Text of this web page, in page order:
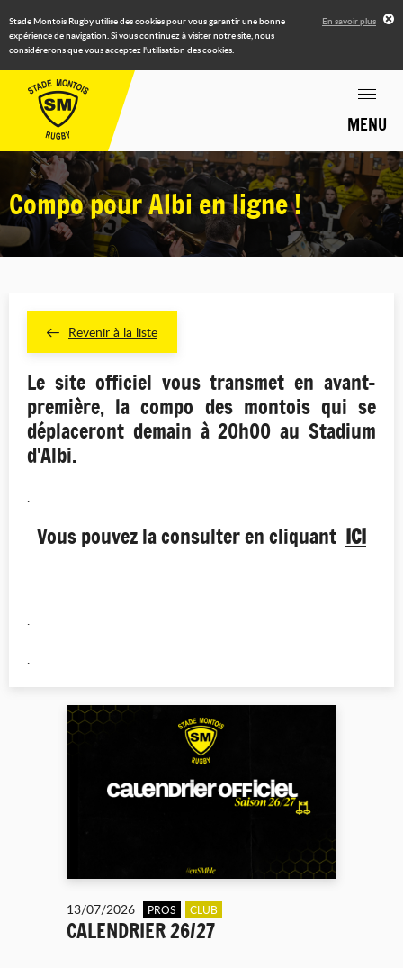
Stade Montois Rugby utilise des cookies pour vous garantir une bonne
expérience de navigation. Si vous continuez à visiter notre site, nous
considérerons que vous acceptez l'utilisation des cookies.
En savoir plus
MENU
Compo pour Albi en ligne !
Revenir à la liste
Le site officiel vous transmet en avant-
première, la compo des montois qui se
déplaceront demain à 20h00 au Stadium
d'Albi.
.
Vous pouvez la consulter en cliquant ICI
.
.
13/07/2026 PROS CLUB
CALENDRIER 26/27